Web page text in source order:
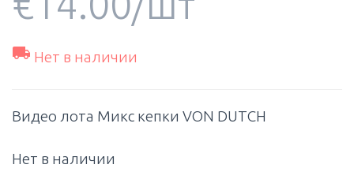
 Нет в наличии
Видео лота Микс кепки VON DUTCH
Нет в наличии